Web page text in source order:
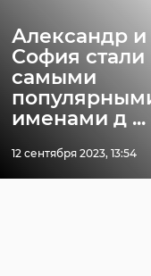
Александр и
София стали
самыми
именами д ...
12 сентября 2023, 13:54